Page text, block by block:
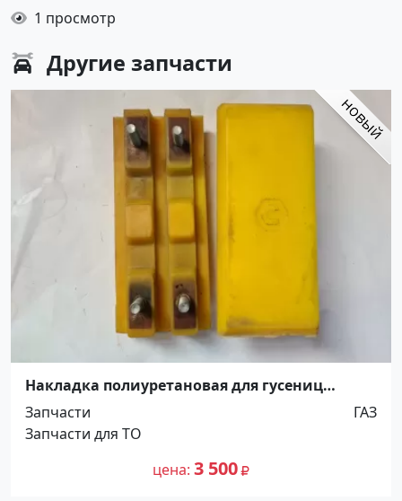
1 просмотр
Другие запчасти
Накладка полиуретановая для гусениц
дорожной фрезы Wirtgen, размер 260х120,
крепление 190х50 г. Краснодар
Запчасти
ГАЗ
Запчасти для ТО
цена 3 500